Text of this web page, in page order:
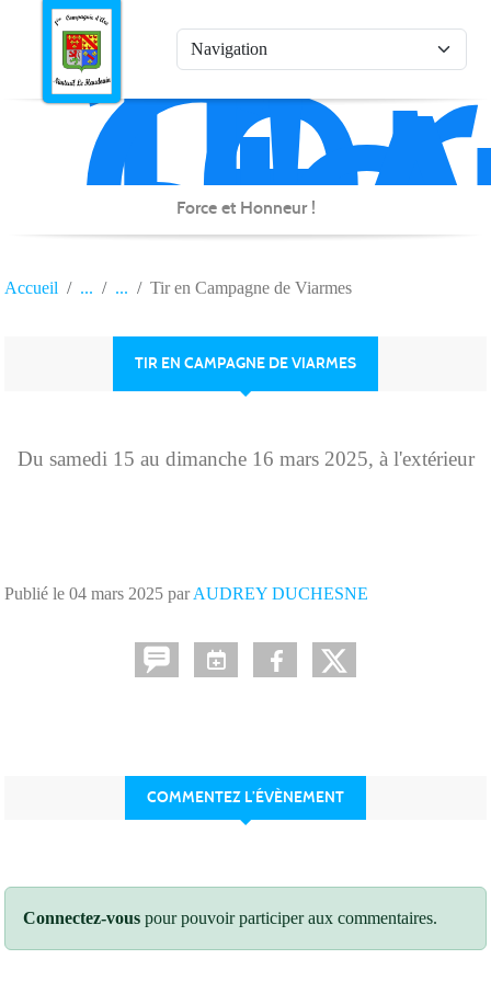
de
Force et Honneur !
Accueil Tir en Campagne de Viarmes
TIR EN CAMPAGNE DE VIARMES
Du samedi 15 au dimanche 16 mars 2025, à l'extérieur
Publié le 04 mars 2025 parAUDREY DUCHESNE
COMMENTEZ L’ÉVÈNEMENT
Connectez-vous pour pouvoir participer aux commentaires.
Panneau de gestion des cookies